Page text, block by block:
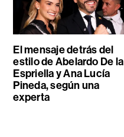
El mensaje detrás del
estilo de Abelardo De la
Espriella y Ana Lucía
Pineda, según una
experta